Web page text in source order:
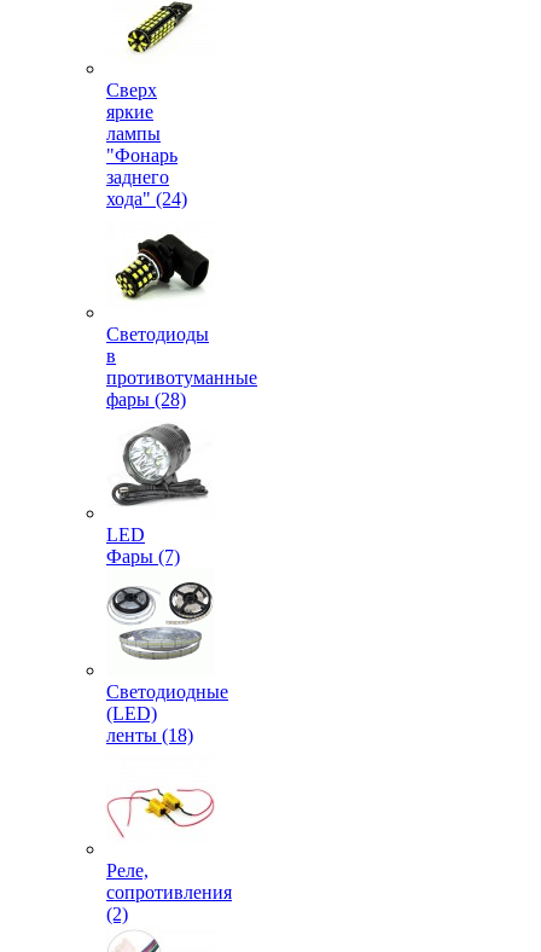
Сверх
яркие
лампы
"Фонарь
заднего
хода" (24)
Светодиоды
в
противотуманные
фары (28)
LED
Фары (7)
Светодиодные
(LED)
ленты (18)
Реле,
сопротивления
(2)